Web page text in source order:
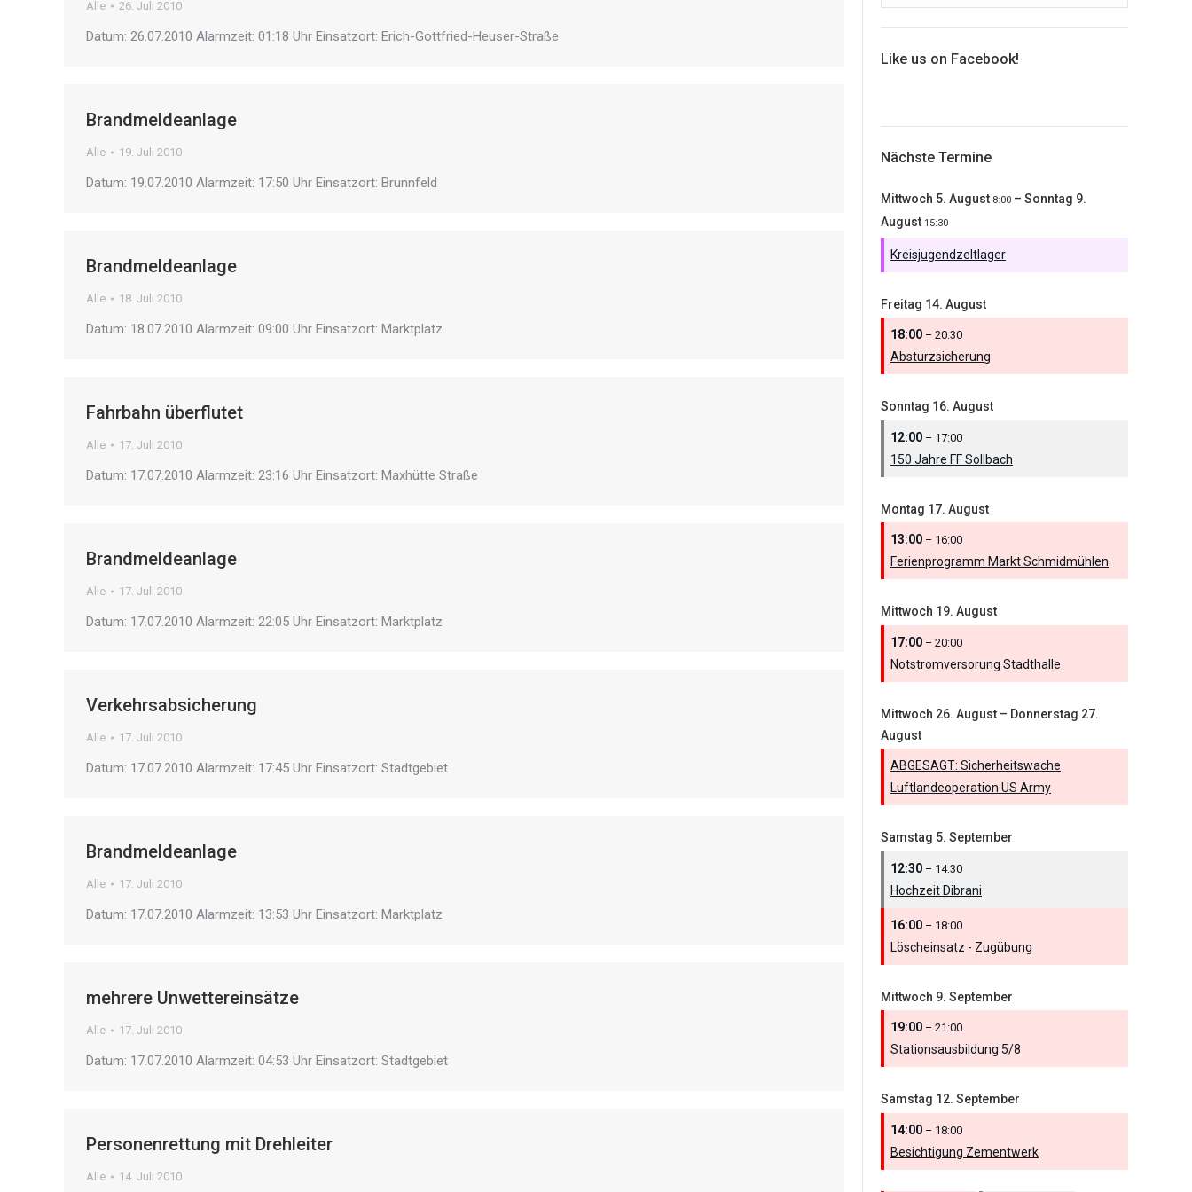
Alle 26. Juli 2010
Datum: 26.07.2010 Alarmzeit: 01:18 Uhr Einsatzort: Erich-Gottfried-Heuser-Straße
Brandmeldeanlage
Alle 19. Juli 2010
Datum: 19.07.2010 Alarmzeit: 17:50 Uhr Einsatzort: Brunnfeld
Brandmeldeanlage
Alle 18. Juli 2010
Datum: 18.07.2010 Alarmzeit: 09:00 Uhr Einsatzort: Marktplatz
Fahrbahn überflutet
Alle 17. Juli 2010
Datum: 17.07.2010 Alarmzeit: 23:16 Uhr Einsatzort: Maxhütte Straße
Brandmeldeanlage
Alle 17. Juli 2010
Datum: 17.07.2010 Alarmzeit: 22:05 Uhr Einsatzort: Marktplatz
Verkehrsabsicherung
Alle 17. Juli 2010
Datum: 17.07.2010 Alarmzeit: 17:45 Uhr Einsatzort: Stadtgebiet
Brandmeldeanlage
Alle 17. Juli 2010
Datum: 17.07.2010 Alarmzeit: 13:53 Uhr Einsatzort: Marktplatz
mehrere Unwettereinsätze
Alle 17. Juli 2010
Datum: 17.07.2010 Alarmzeit: 04:53 Uhr Einsatzort: Stadtgebiet
Personenrettung mit Drehleiter
Alle 14. Juli 2010
Like us on Facebook!
Nächste Termine
Mittwoch 5. August 8:00 – Sonntag 9.
August 15:30
Kreisjugendzeltlager
Freitag 14. August
18:00 – 20:30
Absturzsicherung
Sonntag 16. August
12:00 – 17:00
150 Jahre FF Sollbach
Montag 17. August
13:00 – 16:00
Ferienprogramm Markt Schmidmühlen
Mittwoch 19. August
17:00 – 20:00
Notstromversorung Stadthalle
Mittwoch 26. August – Donnerstag 27.
August
ABGESAGT: Sicherheitswache
Luftlandeoperation US Army
Samstag 5. September
12:30 – 14:30
Hochzeit Dibrani
16:00 – 18:00
Löscheinsatz - Zugübung
Mittwoch 9. September
19:00 – 21:00
Stationsausbildung 5/8
Samstag 12. September
14:00 – 18:00
Besichtigung Zementwerk